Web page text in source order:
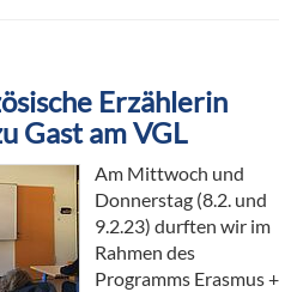
Erzählerin
Gast am VGL
Am Mittwoch und
Donnerstag (8.2. und
9.2.23) durften wir im
Rahmen des
Programms Erasmus +